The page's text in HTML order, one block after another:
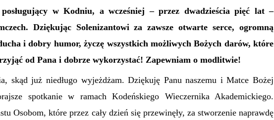
w Kodniu, a wcześniej – przez dwadzieścia pięć lat –
Dziękując Solenizantowi za zawsze otwarte serce, ogromną
i dobry humor, życzę wszystkich możliwych Bożych darów, które
od Pana i dobrze wykorzystać! Zapewniam o modlitwie!
skąd już niedługo wyjeżdżam. Dziękuję Panu naszemu i Matce Bożej
spotkanie w ramach Kodeńskiego Wieczernika Akademickiego.
Osobom, które przez cały dzień się przewinęły, za stworzenie naprawdę